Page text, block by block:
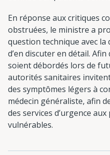
En réponse aux critiques
obstruées, le ministre a
question technique avec la
d’en discuter en détail.
soient débordés lors de
autorités sanitaires
des symptômes légers à
médecin généraliste, afin
des services d’urgence
vulnérables.